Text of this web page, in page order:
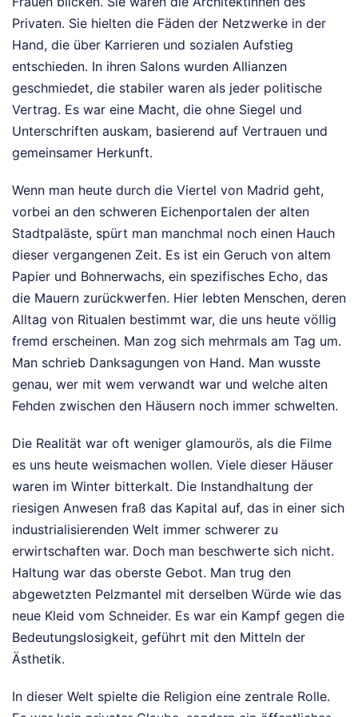
Privaten. Sie hielten die Fäden der Netzwerke in der
Hand, die über Karrieren und sozialen Aufstieg
entschieden. In ihren Salons wurden Allianzen
geschmiedet, die stabiler waren als jeder politische
Vertrag. Es war eine Macht, die ohne Siegel und
Unterschriften auskam, basierend auf Vertrauen und
gemeinsamer Herkunft.
Wenn man heute durch die Viertel von Madrid geht,
vorbei an den schweren Eichenportalen der alten
Stadtpaläste, spürt man manchmal noch einen Hauch
dieser vergangenen Zeit. Es ist ein Geruch von altem
Papier und Bohnerwachs, ein spezifisches Echo, das
die Mauern zurückwerfen. Hier lebten Menschen, deren
Alltag von Ritualen bestimmt war, die uns heute völlig
fremd erscheinen. Man zog sich mehrmals am Tag um.
Man schrieb Danksagungen von Hand. Man wusste
genau, wer mit wem verwandt war und welche alten
Fehden zwischen den Häusern noch immer schwelten.
Die Realität war oft weniger glamourös, als die Filme
es uns heute weismachen wollen. Viele dieser Häuser
waren im Winter bitterkalt. Die Instandhaltung der
riesigen Anwesen fraß das Kapital auf, das in einer sich
industrialisierenden Welt immer schwerer zu
erwirtschaften war. Doch man beschwerte sich nicht.
Haltung war das oberste Gebot. Man trug den
abgewetzten Pelzmantel mit derselben Würde wie das
neue Kleid vom Schneider. Es war ein Kampf gegen die
Bedeutungslosigkeit, geführt mit den Mitteln der
Ästhetik.
In dieser Welt spielte die Religion eine zentrale Rolle.